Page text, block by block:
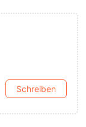
Schreiben